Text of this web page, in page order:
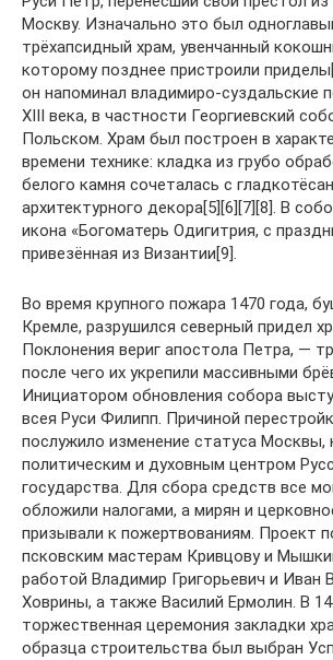
Москву. Изначально это был
трёхапсидный храм, увенчанный
которому позднее пристроили
он напоминал владимиро-суздальские
XIII века, в частности Георгиевский
Польском. Храм был построен в
времени технике: кладка из грубо
белого камня сочеталась с
архитектурного декора[5][6][7][8]. В
икона «Богоматерь Одигитрия, с
привезённая из Византии[9].
Во время крупного пожара 1470 года,
Кремле, разрушился северный придел
Поклонения вериг апостола Петра, —
после чего их укрепили массивными
Инициатором обновления собора
всея Руси Филипп. Причиной
послужило изменение статуса Москвы,
политическим и духовным центром
государства. Для сбора средств все
обложили налогами, а мирян и
призывали к пожертвованиям. Проект
псковским мастерам Кривцову и
работой Владимир Григорьевич и Иван
Ховрины, а также Василий Ермолин. В
торжественная церемония закладки
образца строительства был выбран